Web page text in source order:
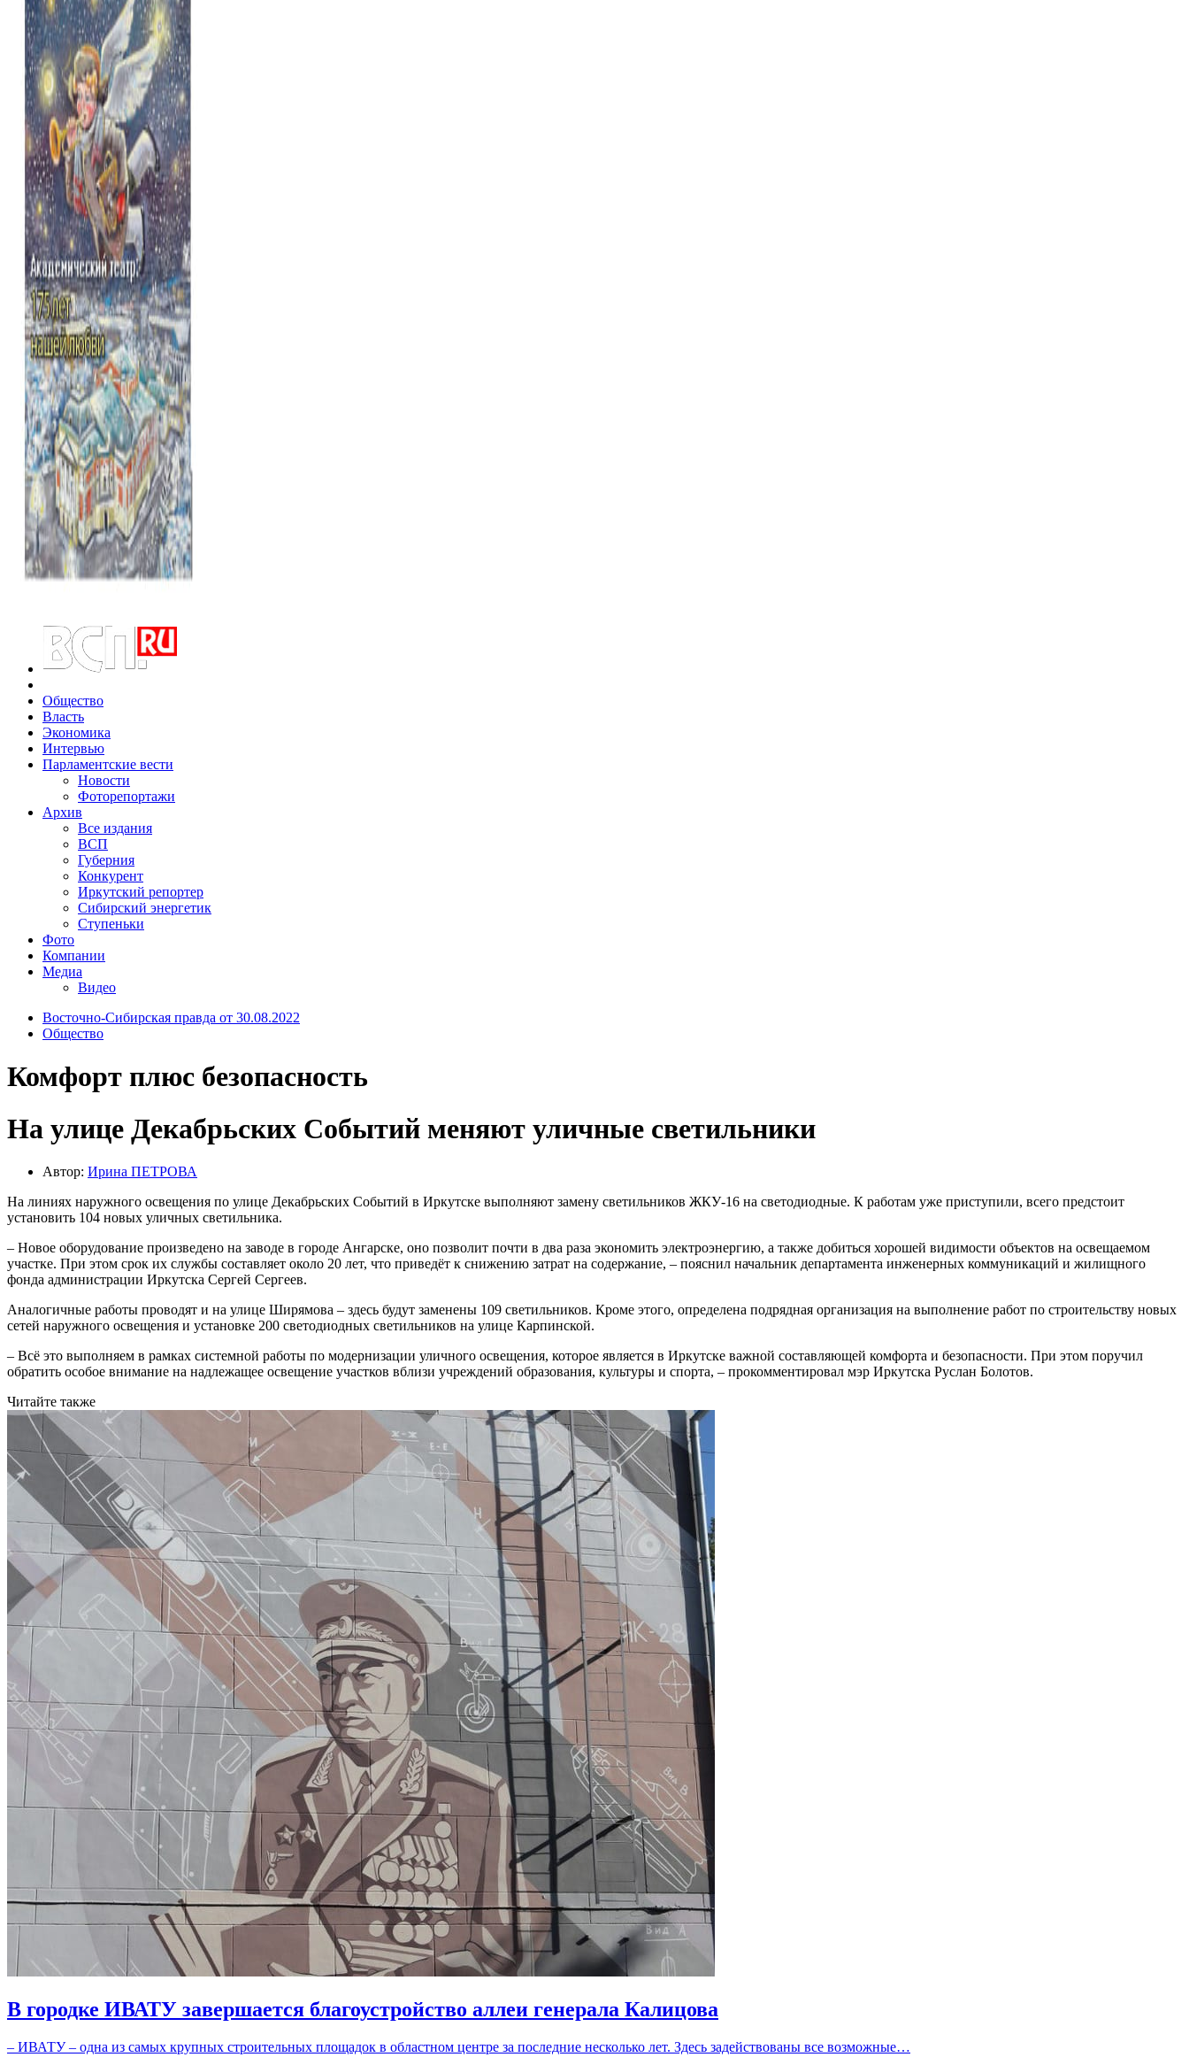
Общество
Власть
Экономика
Интервью
Парламентские вести
Новости
Фоторепортажи
Архив
Все издания
ВСП
Губерния
Конкурент
Иркутский репортер
Сибирский энергетик
Ступеньки
Фото
Компании
Медиа
Видео
Восточно-Сибирская правда от 30.08.2022
Общество
Комфорт плюс безопасность
На улице Декабрьских Событий меняют уличные светильники
Автор: Ирина ПЕТРОВА
На линиях наружного освещения по улице Декабрьских Событий в Иркутске выполняют замену светильников ЖКУ-16 на светодиодные. К работам уже приступили, всего предстоит
установить 104 новых уличных светильника.
– Новое оборудование произведено на заводе в городе Ангарске, оно позволит почти в два раза экономить электроэнергию, а также добиться хорошей видимости объектов на освещаемом
участке. При этом срок их службы составляет около 20 лет, что приведёт к снижению затрат на содержание, – пояснил начальник департамента инженерных коммуникаций и жилищного
фонда администрации Иркутска Сергей Сергеев.
Аналогичные работы проводят и на улице Ширямова – здесь будут заменены 109 светильников. Кроме этого, определена подрядная организация на выполнение работ по строительству новых
сетей наружного освещения и установке 200 светодиодных светильников на улице Карпинской.
– Всё это выполняем в рамках системной работы по модернизации уличного освещения, которое является в Иркутске важной составляющей комфорта и безопасности. При этом поручил
обратить особое внимание на надлежащее освещение участков вблизи учреждений образования, культуры и спорта, – прокомментировал мэр Иркутска Руслан Болотов.
Читайте также
В городке ИВАТУ завершается благоустройство аллеи генерала Калицова
– ИВАТУ – одна из самых крупных строительных площадок в областном центре за последние несколько лет. Здесь задействованы все возможные…